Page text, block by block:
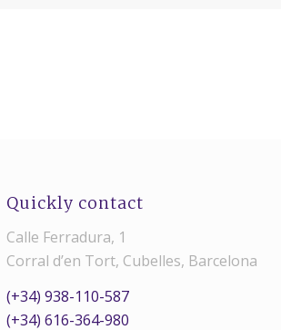
Quickly contact
Calle Ferradura, 1
Corral d’en Tort, Cubelles, Barcelona
(+34) 938-110-587
(+34) 616-364-980